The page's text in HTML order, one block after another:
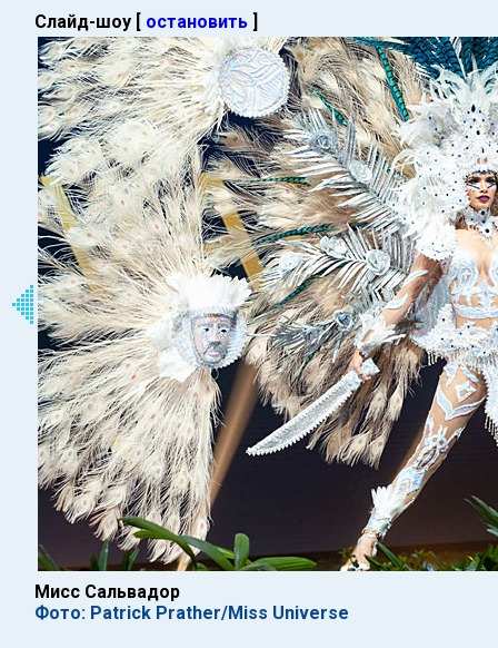
Слайд-шоу [ остановить ]
Мисс Сальвадор
Фото: Patrick Prather/Miss Universe